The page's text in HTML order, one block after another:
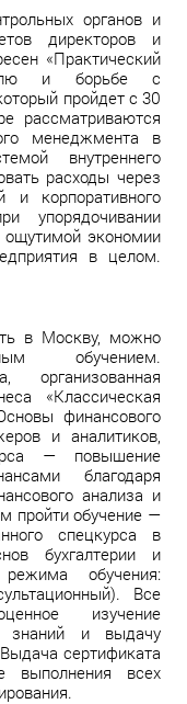
органов и
директоров и
«Практический
и борьбе с
пройдет с 30
рассматриваются
менеджмента в
внутреннего
расходы через
и корпоративного
упорядочивании
ощутимой экономии
в целом.
в Москву, можно
обучением.
организованная
«Классическая
финансового
и аналитиков,
— повышение
благодаря
анализа и
пройти обучение —
спецкурса в
бухгалтерии и
обучения:
Все
изучение
знаний и выдачу
сертификата
выполнения всех